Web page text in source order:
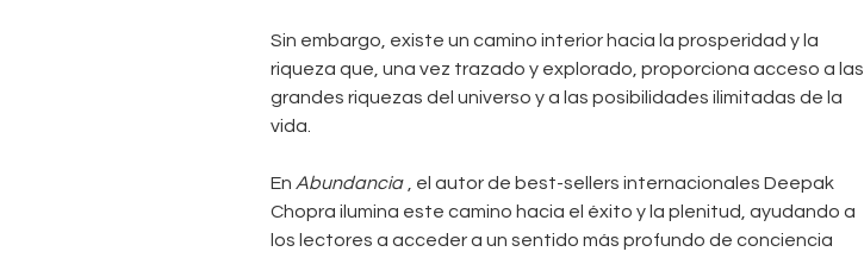
Sin embargo, existe un camino interior hacia la prosperidad y la
riqueza que, una vez trazado y explorado, proporciona acceso a las
grandes riquezas del universo y a las posibilidades ilimitadas de la
vida.
En Abundancia , el autor de best-sellers internacionales Deepak
Chopra ilumina este camino hacia el éxito y la plenitud, ayudando a
los lectores a acceder a un sentido más profundo de conciencia